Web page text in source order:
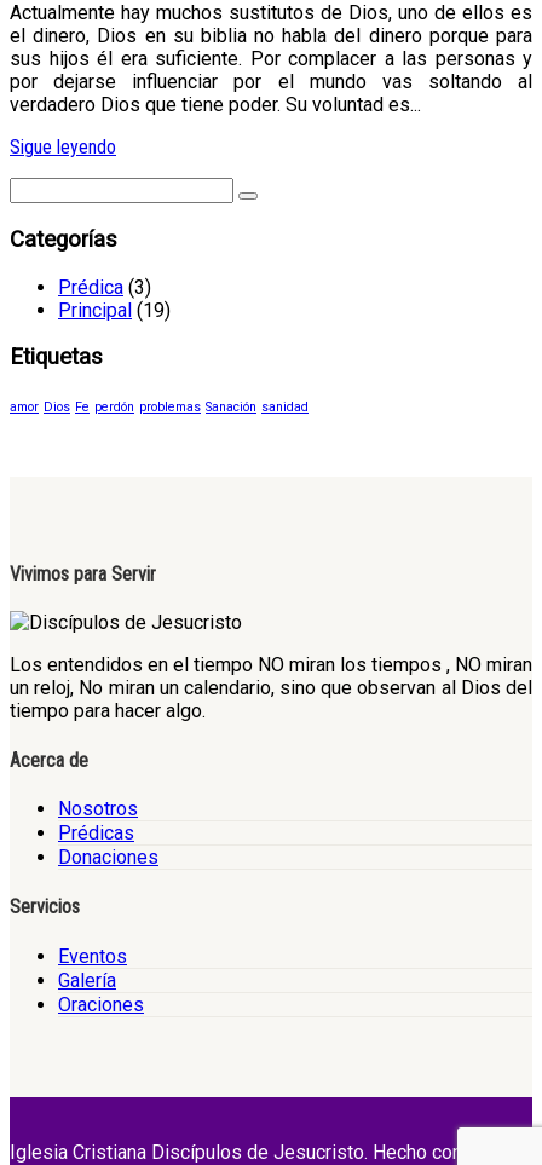
Actualmente hay muchos sustitutos de Dios, uno de ellos es
el dinero, Dios en su biblia no habla del dinero porque para
sus hijos él era suficiente. Por complacer a las personas y
por dejarse influenciar por el mundo vas soltando al
verdadero Dios que tiene poder. Su voluntad es...
Sigue leyendo
Categorías
Prédica (3)
Principal (19)
Etiquetas
amor Dios Fe perdón problemas Sanación sanidad
Vivimos para Servir
Los entendidos en el tiempo NO miran los tiempos , NO miran
un reloj, No miran un calendario, sino que observan al Dios del
tiempo para hacer algo.
Acerca de
Nosotros
Prédicas
Donaciones
Servicios
Eventos
Galería
Oraciones
Iglesia Cristiana Discípulos de Jesucristo. Hecho con Amor.